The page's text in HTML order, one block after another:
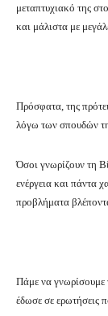
μεταπτυχιακό της
και μάλιστα με
Πρόσφατα, της
λόγω των σπουδών
Όσοι γνωρίζουν τη
ενέργεια και πάντα
προβλήματα
Πάμε να γνωρίσουμε
έδωσε σε ερωτήσεις